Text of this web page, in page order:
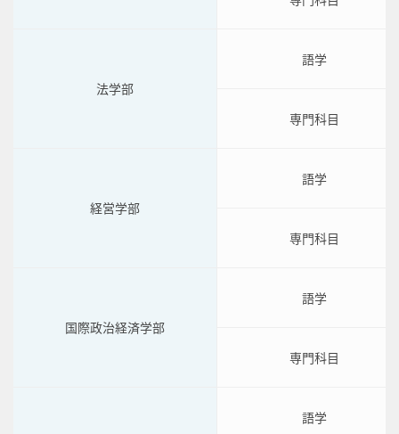
法学部
語学
専門科目
経営学部
語学
専門科目
国際政治経済学部
語学
専門科目
語学